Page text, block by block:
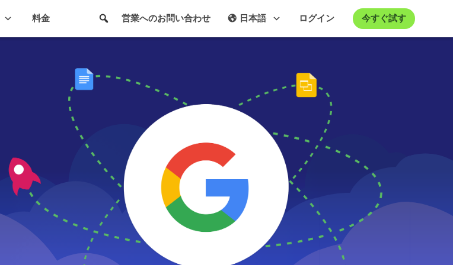
料金 今すぐ試す
ログイン
日本語
営業へのお問い合わせ